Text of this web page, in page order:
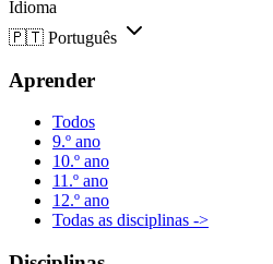
Idioma
🇵🇹 Português
Aprender
Todos
9.º ano
10.º ano
11.º ano
12.º ano
Todas as disciplinas ->